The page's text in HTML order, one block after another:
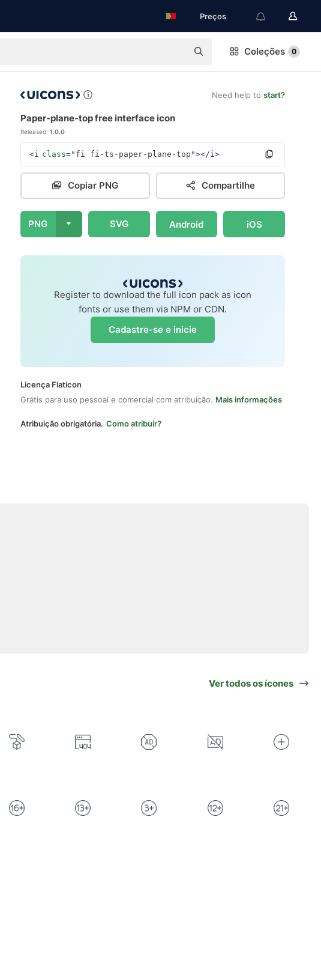
Preços
Coleções 0
Need help to start?
Paper-plane-top free interface icon
Released: 1.0.0
<i class="fi fi-ts-paper-plane-top"></i>
Copiar PNG Compartilhe
PNG SVG Android iOS
Register to download the full icon pack as icon
fonts or use them via NPM or CDN.
Cadastre-se e inicie
Licença Flaticon
Grátis para uso pessoal e comercial com atribuição. Mais informações
Atribuição obrigatória. Como atribuir?
Ver todos os ícones